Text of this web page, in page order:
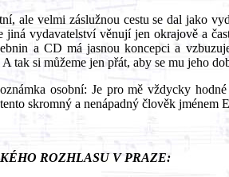
ale velmi záslužnou cestu se dal jako
jiná vydavatelství věnují jen okrajově a
a CD má jasnou koncepci a
tak si můžeme jen přát, aby se mu jeho
osobní: Je pro mě vždycky
skromný a nenápadný člověk jménem
ROZHLASU V PRAZE: